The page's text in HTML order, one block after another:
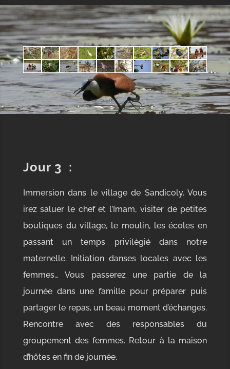
Jour 3 :
Immersion dans le village de Sandicoly. Vous
irez saluer le chef et l’Imam, visiter de petites
boutiques du village, le moulin, les écoles en
passant un temps privilégié dans notre
maternelle. Initiation danses locales avec les
femmes… Vous passerez une partie de la
journée dans une famille pour préparer puis
partager le repas, un beau moment d’échanges.
Rencontre avec des responsables du
groupement des femmes. Retour à la maison
d’hôtes en fin de journée.